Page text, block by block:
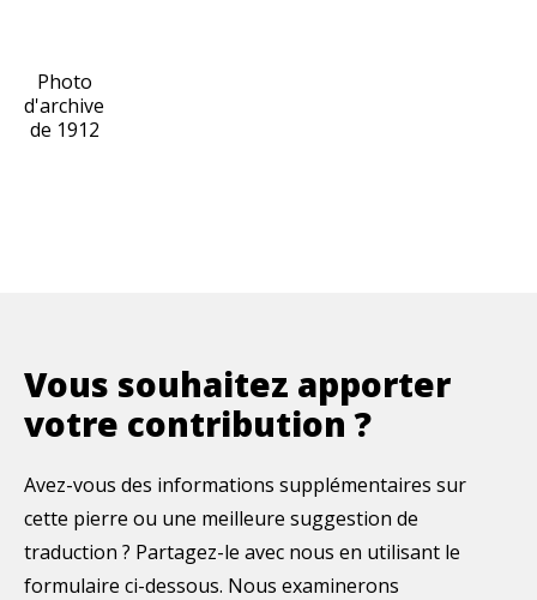
Photo
d'archive
de 1912
Vous souhaitez apporter
votre contribution ?
Avez-vous des informations supplémentaires sur
cette pierre ou une meilleure suggestion de
traduction ? Partagez-le avec nous en utilisant le
formulaire ci-dessous. Nous examinerons